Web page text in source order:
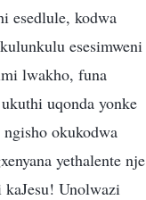
esedlule, kodwa
esesimweni
lwakho, funa
uqonda yonke
okukodwa
yethalente nje
kaJesu! Unolwazi